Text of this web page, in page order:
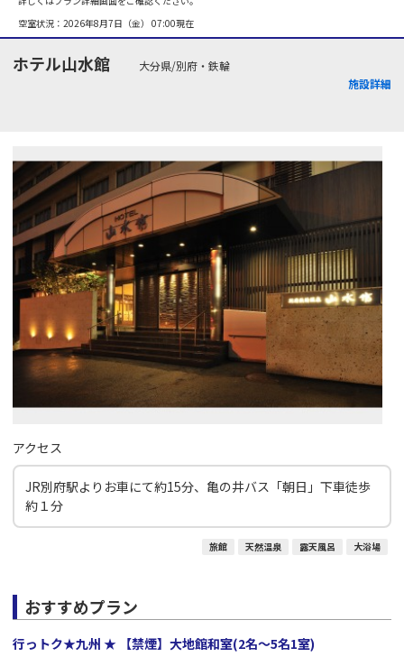
空室状況： 2026年8月7日（金） 07:00現在
ホテル山水館
大分県/別府・鉄輪
施設詳細
アクセス
JR別府駅よりお車にて約15分、亀の井バス「朝日」下車徒歩
約１分
旅館 天然温泉 露天風呂 大浴場
おすすめプラン
行っトク★九州 ★ 【禁煙】大地館和室(2名～5名1室)